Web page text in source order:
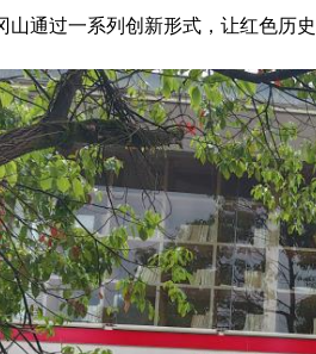
过一系列创新形式，让红色历史